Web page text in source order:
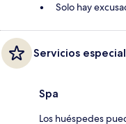
Solo hay
Servicios
Spa
Los huéspedes